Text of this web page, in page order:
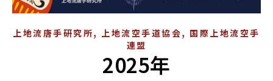
上地流唐手研究所, 上地流空手道協会, 国際上地流空手
連盟
2025年